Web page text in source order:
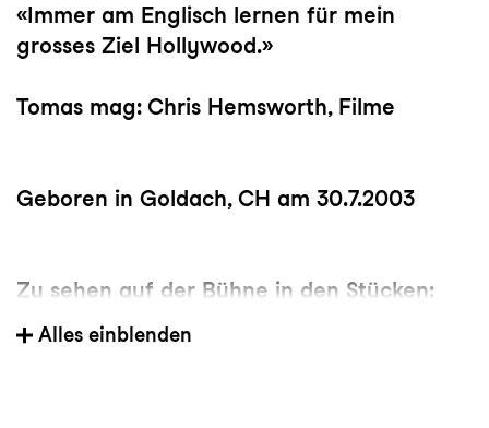
«Immer am Englisch lernen für mein
grosses Ziel Hollywood.»
Tomas mag: Chris Hemsworth, Filme
Geboren in Goldach, CH am 30.7.2003
Zu sehen auf der Bühne in den Stücken:
- All inclusive (Komiktheater)
- WAS WIR WOLLEN (Komiktheater)
Alles einblenden